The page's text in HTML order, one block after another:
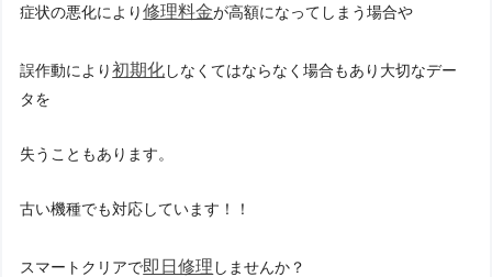
症状の悪化により修理料金が高額になってしまう場合や
誤作動により初期化しなくてはならなく場合もあり大切なデー
タを
失うこともあります。
古い機種でも対応しています！！
スマートクリアで即日修理 しませんか？